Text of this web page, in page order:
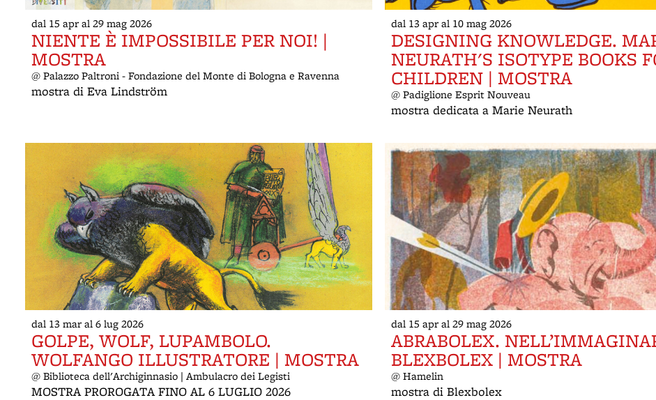
dal 15 apr al 29 mag 2026
NIENTE È IMPOSSIBILE PER NOI! |
MOSTRA
@ Palazzo Paltroni - Fondazione del Monte di Bologna e Ravenna
mostra di Eva Lindström
dal 13 apr al 10 mag 2026
DESIGNING KNOWLEDGE.
NEURATH'S ISOTYPE BOOKS
CHILDREN | MOSTRA
@ Padiglione Esprit Nouveau
mostra dedicata a Marie Neurath
dal 13 mar al 6 lug 2026
GOLPE, WOLF, LUPAMBOLO.
WOLFANGO ILLUSTRATORE | MOSTRA
@ Biblioteca dell'Archiginnasio | Ambulacro dei Legisti
MOSTRA PROROGATA FINO AL 6 LUGLIO 2026
dal 15 apr al 29 mag 2026
ABRABOLEX.
BLEXBOLEX | MOSTRA
@ Hamelin
mostra di Blexbolex